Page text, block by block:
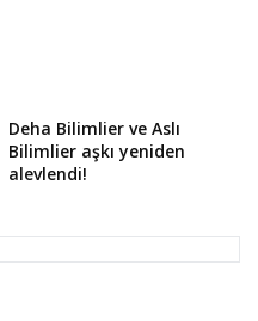
Deha Bilimlier ve Aslı
Bilimlier aşkı yeniden
alevlendi!